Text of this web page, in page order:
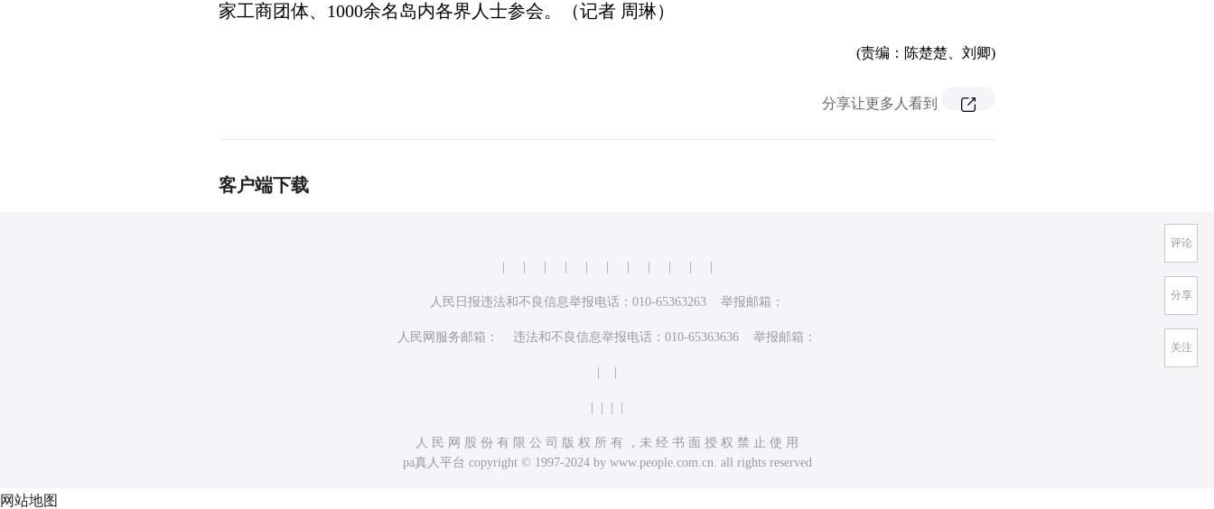
家工商团体、1000余名岛内各界人士参会。（记者 周琳）
(责编：陈楚楚、刘卿)
分享让更多人看到
客户端下载
人民日报违法和不良信息举报电话：010-65363263 举报邮箱：
人民网服务邮箱： 违法和不良信息举报电话：010-65363636 举报邮箱：
人 民 网 股 份 有 限 公 司 版 权 所 有 ，未 经 书 面 授 权 禁 止 使 用
pa真人平台 copyright © 1997-2024 by www.people.com.cn. all rights reserved
评论
分享
关注
网站地图